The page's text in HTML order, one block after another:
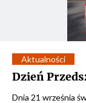
Aktualności
Dzień
Dnia 21 września